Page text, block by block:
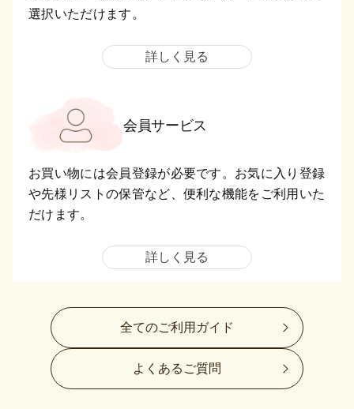
選択いただけます。
詳しく見る
会員サービス
お買い物には会員登録が必要です。お気に入り登録
や先様リストの保管など、便利な機能をご利用いた
だけます。
詳しく見る
全てのご利用ガイド
よくあるご質問